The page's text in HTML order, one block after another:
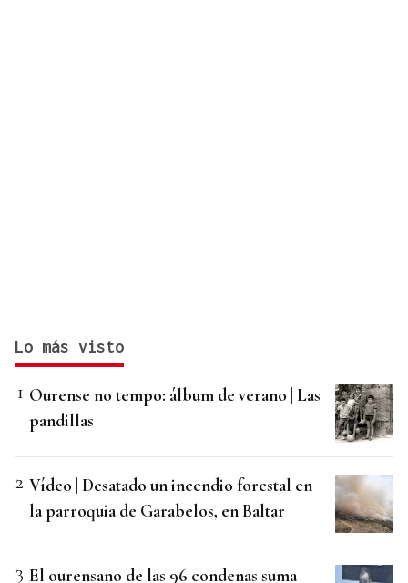
Lo más visto
Ourense no tempo: álbum de verano | Las
pandillas
Vídeo | Desatado un incendio forestal en
la parroquia de Garabelos, en Baltar
El ourensano de las 96 condenas suma